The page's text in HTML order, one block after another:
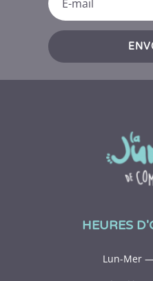
HEURES
Lun-Mer